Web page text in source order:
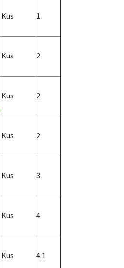
Kus 1
Kus 2
Kus 2
Kus 2
Kus 3
Kus 4
Kus 4.1